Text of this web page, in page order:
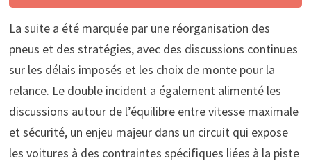
La suite a été marquée par une réorganisation des
pneus et des stratégies, avec des discussions continues
sur les délais imposés et les choix de monte pour la
relance. Le double incident a également alimenté les
discussions autour de l’équilibre entre vitesse maximale
et sécurité, un enjeu majeur dans un circuit qui expose
les voitures à des contraintes spécifiques liées à la piste